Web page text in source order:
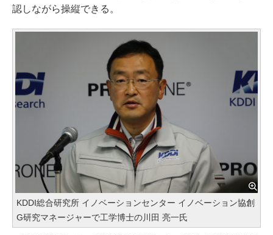
認しながら操縦できる。
KDDI総合研究所 イノベーションセンター イノベーション協創
G研究マネージャーで工学博士の川田 亮一氏